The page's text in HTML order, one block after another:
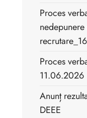
Proces
Proces
11.06.2026
Anunț
DEEE